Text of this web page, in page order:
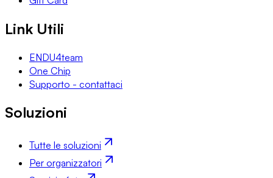
Link Utili
ENDU4team
One Chip
Supporto - contattaci
Soluzioni
Tutte le soluzioni
Per organizzatori